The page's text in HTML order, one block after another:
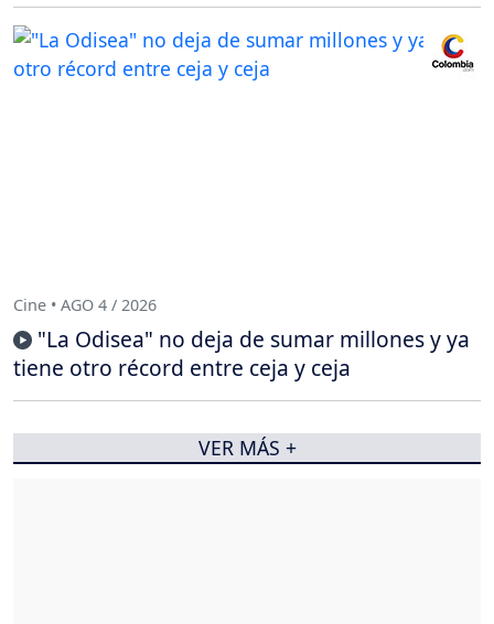
Cine • AGO 4 / 2026
"La Odisea" no deja de sumar millones y ya
tiene otro récord entre ceja y ceja
VER MÁS +